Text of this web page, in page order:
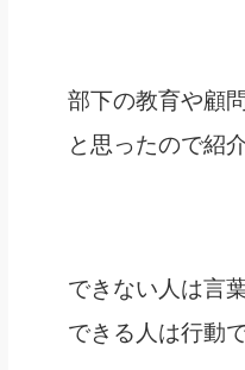
部下の教育や顧
と思ったので紹
できない人は言
できる人は行動